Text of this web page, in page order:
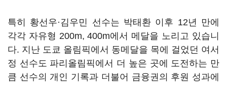
특히 황선우·김우민 선수는 박태환 이후 12년 만에
각각 자유형 200m, 400m에서 메달을 노리고 있습니
다. 지난 도쿄 올림픽에서 동메달을 목에 걸었던 여서
정 선수도 파리올림픽에서 더 높은 곳에 도전하는 만
큼 선수의 개인 기록과 더불어 금융권의 후원 성과에